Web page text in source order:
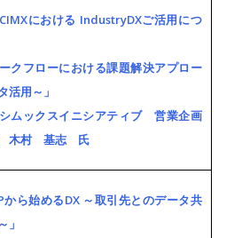
における IndustryDXご活用につ
クフローにおける課題解決アプロー
活用～」
ムックスイニシアティブ 営業企画
木村 基志 氏
から始めるDX ～取引先とのデータ共
」